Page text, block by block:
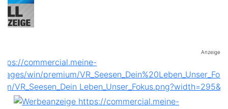
Anzeige